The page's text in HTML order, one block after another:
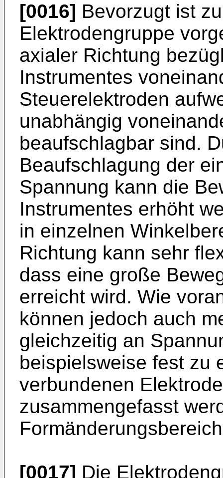
[0016] Bevorzugt ist
Elektrodengruppe
axialer Richtung
Instrumentes
Steuerelektroden
unabhängig
beaufschlagbar sind.
Beaufschlagung der
Spannung kann die
Instrumentes erhöht
in einzelnen
Richtung kann sehr
dass eine große
erreicht wird. Wie
können jedoch auch
gleichzeitig an
beispielsweise fest zu
verbundenen
zusammengefasst
[0017] Die